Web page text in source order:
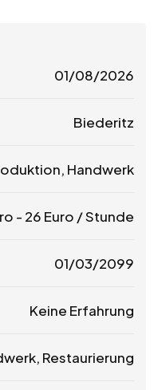
01/08/2026
Biederitz
Handwerk
- 26 Euro / Stunde
01/03/2099
Keine Erfahrung
Restaurierung